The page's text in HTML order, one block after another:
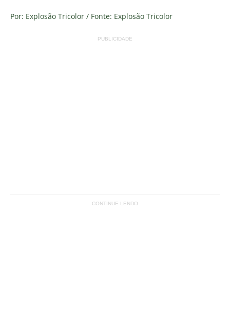
Por: Explosão Tricolor / Fonte: Explosão Tricolor
PUBLICIDADE
CONTINUE LENDO